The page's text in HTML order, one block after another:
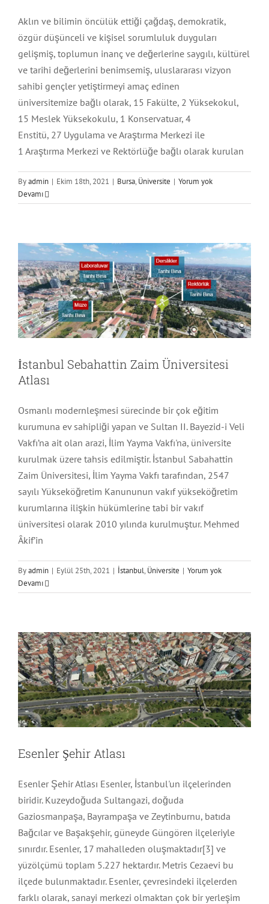
Bursa
İstanbul
KahramanMaraş
Kayseri
Kırşehir
Malatya
Nevşehir
Sivas
Trabzon
Mağaza
Okul
Otel
Poliklinik
Üniversite
Aklın ve bilimin öncülük ettiği çağdaş, demokratik,
özgür düşünceli ve kişisel sorumluluk duyguları
gelişmiş, toplumun inanç ve değerlerine saygılı, kültürel
ve tarihi değerlerini benimsemiş, uluslararası vizyon
sahibi gençler yetiştirmeyi amaç edinen
üniversitemize bağlı olarak, 15 Fakülte, 2 Yüksekokul,
15 Meslek Yüksekokulu, 1 Konservatuar, 4
Enstitü, 27 Uygulama ve Araştırma Merkezi ile
1 Araştırma Merkezi ve Rektörlüğe bağlı olarak kurulan
Byadmin | Ekim 18th, 2021 | Bursa, Üniversite | Yorum yok
Devamıİstanbul Sebahattin Zaim Üniversitesi
İstanbul Sebahattin Zaim Üniversitesi
Atlası
Osmanlı modernleşmesi sürecinde bir çok eğitim
kurumuna ev sahipliği yapan ve Sultan II. Bayezid-i Veli
Vakfı’na ait olan arazi, İlim Yayma Vakfı'na, üniversite
kurulmak üzere tahsis edilmiştir. İstanbul Sabahattin
Zaim Üniversitesi, İlim Yayma Vakfı tarafından, 2547
sayılı Yükseköğretim Kanununun vakıf yükseköğretim
kurumlarına ilişkin hükümlerine tabi bir vakıf
üniversitesi olarak 2010 yılında kurulmuştur. Mehmed
Âkif’in
Byadmin | Eylül 25th, 2021 | İstanbul, Üniversite | Yorum yok
Devamı
Esenler Şehir Atlası
Esenler Şehir Atlası
Esenler Şehir Atlası Esenler, İstanbul'un ilçelerinden
biridir. Kuzeydoğuda Sultangazi, doğuda
Gaziosmanpaşa, Bayrampaşa ve Zeytinburnu, batıda
Bağcılar ve Başakşehir, güneyde Güngören ilçeleriyle
sınırdır. Esenler, 17 mahalleden oluşmaktadır[3] ve
yüzölçümü toplam 5.227 hektardır. Metris Cezaevi bu
ilçede bulunmaktadır. Esenler, çevresindeki ilçelerden
farklı olarak, sanayi merkezi olmaktan çok bir yerleşim